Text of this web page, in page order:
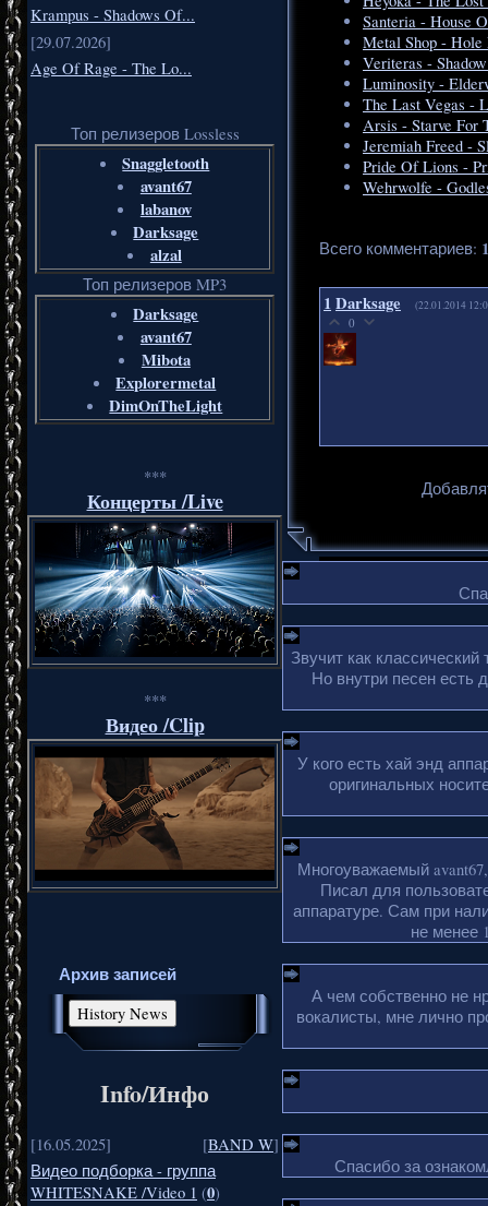
Krampus - Shadows Of...
[29.07.2026]
Age Of Rage - The Lo...
Топ релизеров Lossless
Snaggletooth
avant67
labanov
Darksage
alzal
Топ релизеров MP3
Darksage
avant67
Mibota
Explorermetal
DimOnTheLight
***
Концерты /Live
***
Видео /Clip
Архив записей
Info/Инфо
[16.05.2025] [BAND W]
Видео подборка - группа
WHITESNAKE /Video 1 (0)
Santeria - House
Metal Shop - Hole
Veriteras -
Luminosity -
The Last Vegas -
Arsis - Starve For
Jeremiah Freed -
Pride Of Lions -
Wehrwolfe -
Всего комментариев: 1
1Darksage (22.01.2014
0
Звучит как
Но внутри песен есть
У кого есть хай энд
оригинальных
Многоуважаемый
Писал для
аппаратуре. Сам при
не менее
А чем собственно не
вокалисты, мне лично
Спасибо за